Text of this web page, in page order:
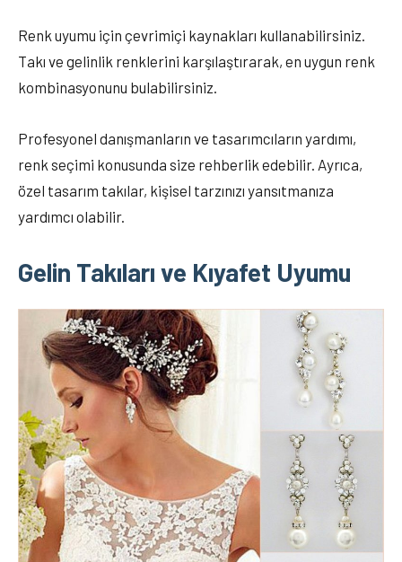
Renk uyumu için çevrimiçi kaynakları kullanabilirsiniz.
Takı ve gelinlik renklerini karşılaştırarak, en uygun renk
kombinasyonunu bulabilirsiniz.
Profesyonel danışmanların ve tasarımcıların yardımı,
renk seçimi konusunda size rehberlik edebilir. Ayrıca,
özel tasarım takılar, kişisel tarzınızı yansıtmanıza
yardımcı olabilir.
Gelin Takıları ve Kıyafet Uyumu